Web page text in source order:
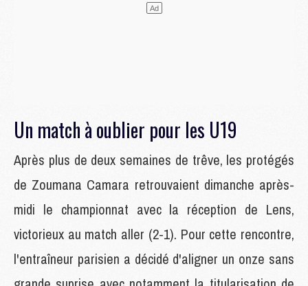
Un match à oublier pour les U19
Après plus de deux semaines de trêve, les protégés
de Zoumana Camara retrouvaient dimanche après-
midi le championnat avec la réception de Lens,
victorieux au match aller (2-1). Pour cette rencontre,
l'entraîneur parisien a décidé d'aligner un onze sans